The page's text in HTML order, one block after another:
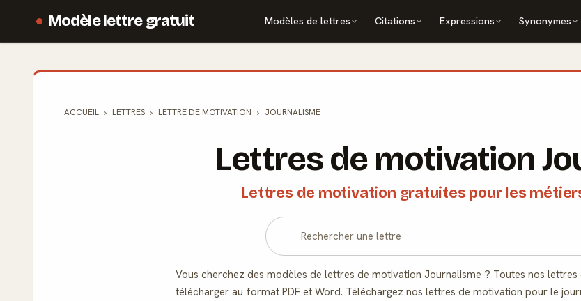
Modèle lettre gratuit Modèles de lettres Citations Expressions Synonymes
ACCUEIL LETTRES LETTRE DE MOTIVATION JOURNALISME
Lettres de motivation
Lettres de motivation gratuites pour les
Vous cherchez des modèles de lettres de motivation Journalisme ? Toutes nos
télécharger au format PDF et Word. Téléchargez nos lettres de motivation pour le